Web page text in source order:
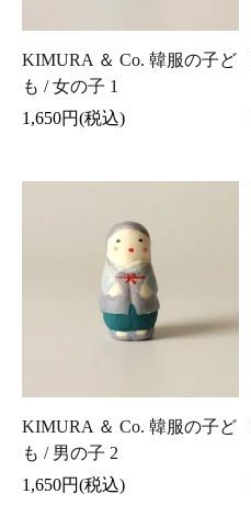
KIMURA ＆ Co. 韓服の子ど
も / 女の子 1
1,650円(税込)
KIMURA ＆ Co. 韓服の子ど
も / 男の子 2
1,650円(税込)